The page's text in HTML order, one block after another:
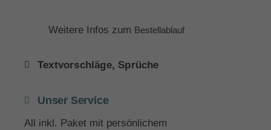
Weitere Infos zum Bestellablauf
Textvorschläge, Sprüche
Unser Service
All inkl. Paket mit persönlichem